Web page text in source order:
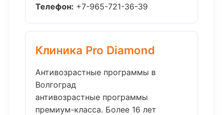
Телефон: +7-965-721-36-39
Клиника Pro Diamond
Антивозрастные программы в
Волгоград
антивозрастные программы
премиум-класса. Более 16 лет